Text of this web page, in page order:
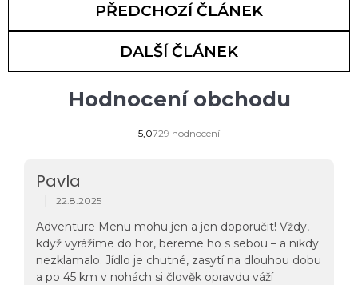
PŘEDCHOZÍ ČLÁNEK
DALŠÍ ČLÁNEK
Hodnocení obchodu
5,0Průměrné
hvězdiček.
729 hodnocení
Pavla
Hodnocení obchodu je 5 z 5 hvězdiček.
| 22.8.2025
Adventure Menu mohu jen a jen doporučit! Vždy,
když vyrážíme do hor, bereme ho s sebou – a nikdy
nezklamalo. Jídlo je chutné, zasytí na dlouhou dobu
a po 45 km v nohách si člověk opravdu váží